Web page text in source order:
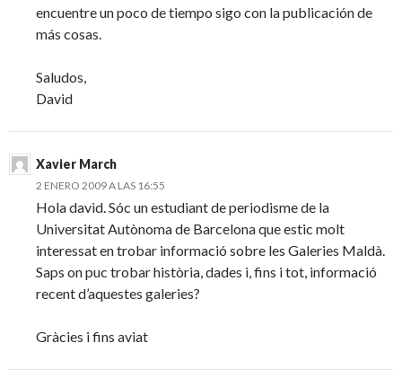
encuentre un poco de tiempo sigo con la publicación de
más cosas.
Saludos,
David
Xavier March
2 ENERO 2009 A LAS 16:55
Hola david. Sóc un estudiant de periodisme de la
Universitat Autònoma de Barcelona que estic molt
interessat en trobar informació sobre les Galeries Maldà.
Saps on puc trobar història, dades i, fins i tot, informació
recent d’aquestes galeries?
Gràcies i fins aviat